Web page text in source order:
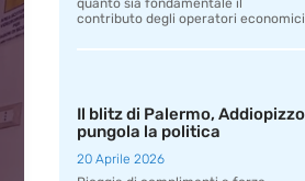
quanto sia fondamentale il
contributo degli operatori
Il blitz di Palermo, Addiopizzo
pungola la politica
20 Aprile 2026